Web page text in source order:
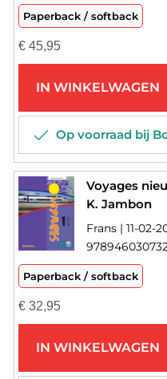
Paperback / softback
€45,95
IN WINKELWAGEN
Op voorraad bij
K. Jambon
Frans | 11-02-
Paperback / softback
€32,95
IN WINKELWAGEN